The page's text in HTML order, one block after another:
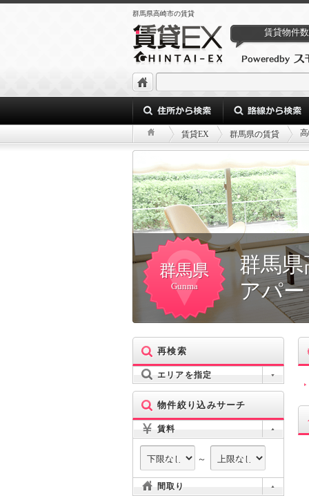
群馬県高崎市の賃貸
賃貸物件数
賃貸EX 群馬県の賃貸
群馬県
Gunma
群馬
アパ
再検索
エリアを指定
物件絞り込みサーチ
賃料
～
間取り